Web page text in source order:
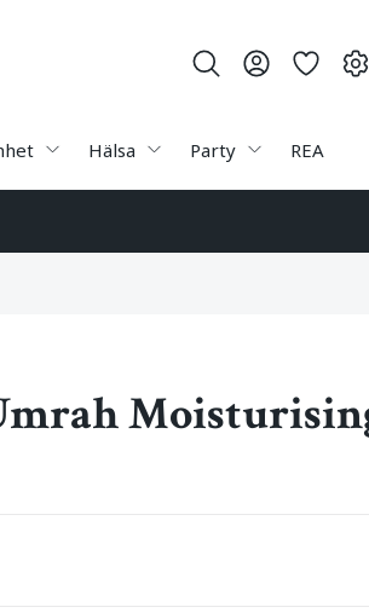
Hälsa Party REA